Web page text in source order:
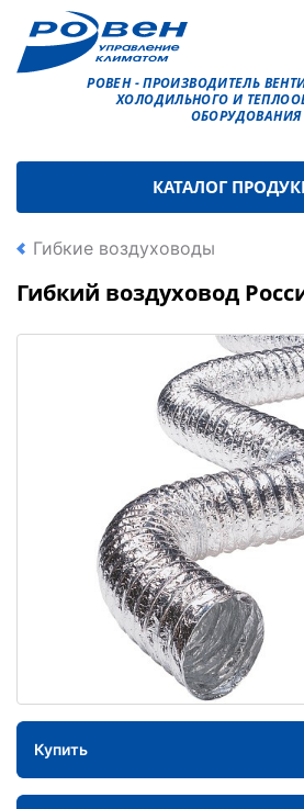
РОВЕН - ПРОИЗВОДИТЕЛЬ
ХОЛОДИЛЬНОГО И
ОБОРУДОВАНИЯ
КАТАЛОГ
Гибкие воздуховоды
Гибкий воздуховод
Купить